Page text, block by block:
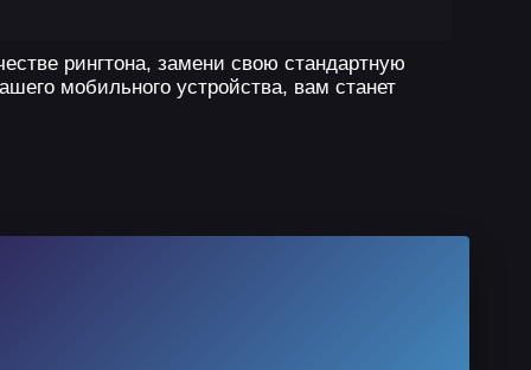
рингтона, замени свою стандартную
мобильного устройства, вам станет